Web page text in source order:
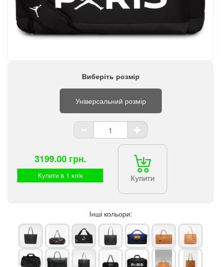
Виберіть розмір
Універсальний розмір
3199.00 грн.
Купити в 1 клік Купити
Інші кольори: